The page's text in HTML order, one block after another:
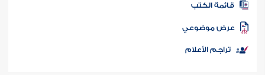
المكتبة
الكتب
موضوعي